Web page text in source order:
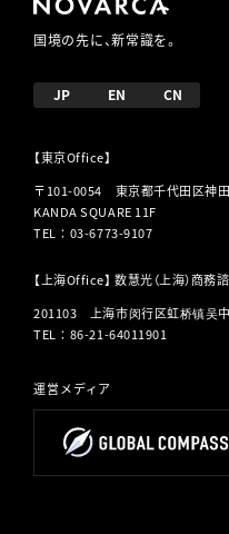
国境の先に、新常識を。
JP EN CN
【東京Office】
〒101-0054 東京都千代田区神
KANDA SQUARE 11F
TEL ： 03-6773-9107
【上海Office】 数慧光（上海）商務
201103 上海市闵行区虹桥镇吴
TEL ： 86-21-64011901
運営メディア